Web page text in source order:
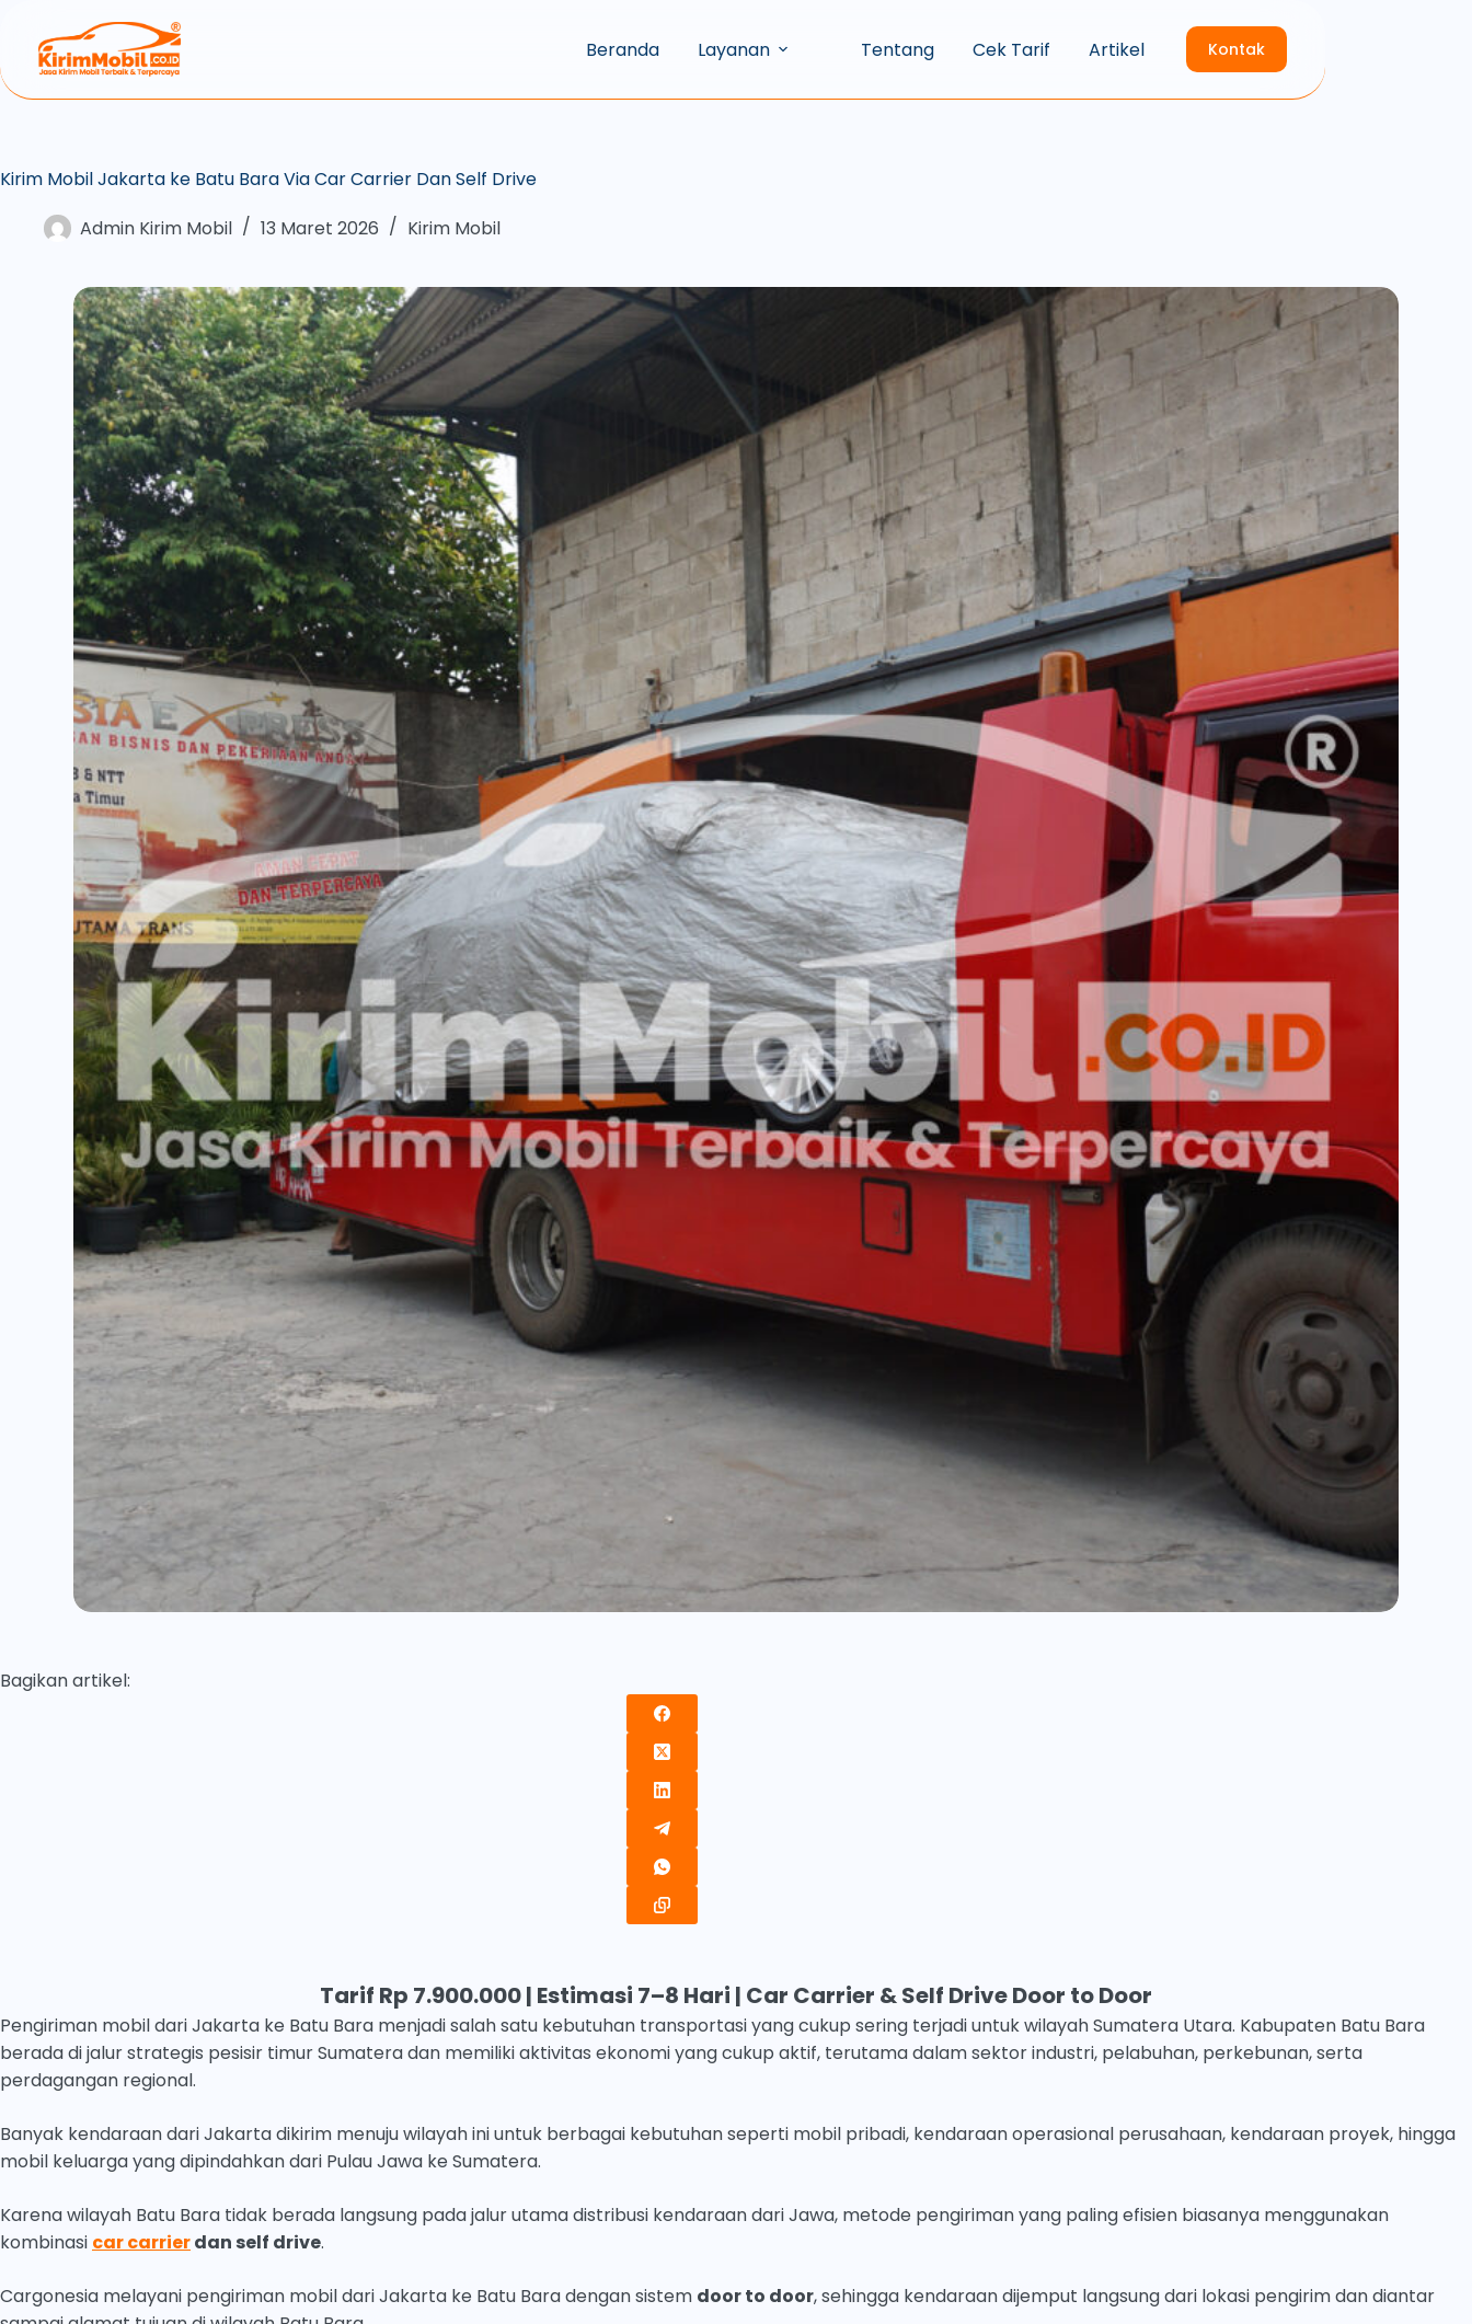
Beranda Layanan Tentang Cek Tarif Artikel Kontak
Kirim Mobil Jakarta ke Batu Bara Via Car Carrier Dan Self Drive
Admin Kirim Mobil
13 Maret 2026 Kirim Mobil
Bagikan artikel:
Tarif Rp 7.900.000 | Estimasi 7–8 Hari | Car Carrier & Self Drive Door to Door
Pengiriman mobil dari Jakarta ke Batu Bara menjadi salah satu kebutuhan transportasi yang cukup sering terjadi untuk wilayah Sumatera Utara. Kabupaten Batu Bara
berada di jalur strategis pesisir timur Sumatera dan memiliki aktivitas ekonomi yang cukup aktif, terutama dalam sektor industri, pelabuhan, perkebunan, serta
perdagangan regional.
Banyak kendaraan dari Jakarta dikirim menuju wilayah ini untuk berbagai kebutuhan seperti mobil pribadi, kendaraan operasional perusahaan, kendaraan proyek, hingga
mobil keluarga yang dipindahkan dari Pulau Jawa ke Sumatera.
Karena wilayah Batu Bara tidak berada langsung pada jalur utama distribusi kendaraan dari Jawa, metode pengiriman yang paling efisien biasanya menggunakan
kombinasi car carrierdan self drive.
Cargonesia melayani pengiriman mobil dari Jakarta ke Batu Bara dengan sistem door to door, sehingga kendaraan dijemput langsung dari lokasi pengirim dan diantar